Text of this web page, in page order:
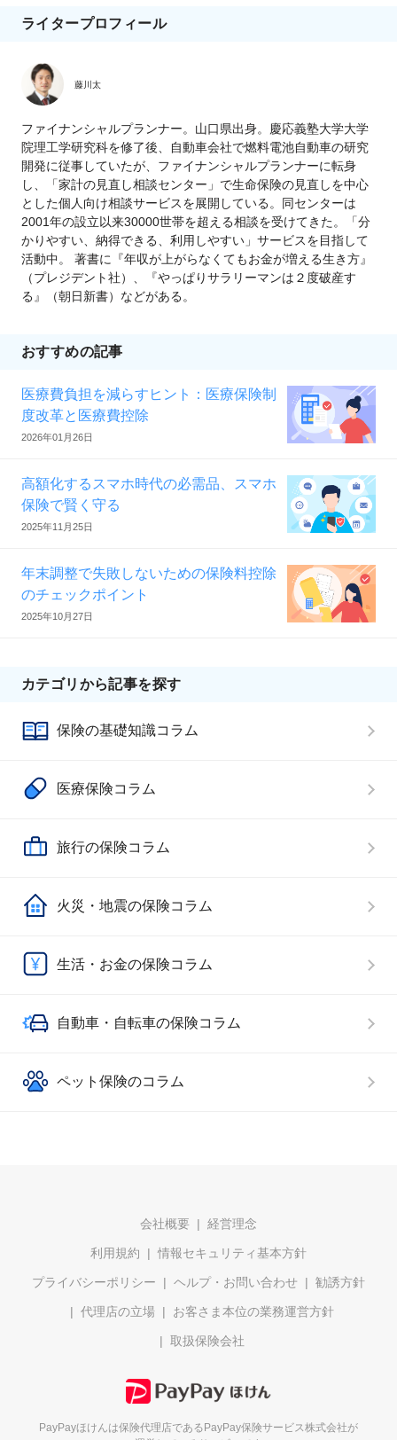
ライタープロフィール
藤川太
ファイナンシャルプランナー。山口県出身。慶応義塾大学大学
院理工学研究科を修了後、自動車会社で燃料電池自動車の研究
開発に従事していたが、ファイナンシャルプランナーに転身
し、「家計の見直し相談センター」で生命保険の見直しを中心
とした個人向け相談サービスを展開している。同センターは
2001年の設立以来30000世帯を超える相談を受けてきた。「分
かりやすい、納得できる、利用しやすい」サービスを目指して
活動中。 著書に『年収が上がらなくてもお金が増える生き方』
（プレジデント社）、『やっぱりサラリーマンは２度破産す
る』（朝日新書）などがある。
おすすめの記事
医療費負担を減らすヒント：医療保険制
度改革と医療費控除
2026年01月26日
高額化するスマホ時代の必需品、スマホ
保険で賢く守る
2025年11月25日
年末調整で失敗しないための保険料控除
のチェックポイント
2025年10月27日
カテゴリから記事を探す
保険の基礎知識コラム
医療保険コラム
旅行の保険コラム
火災・地震の保険コラム
生活・お金の保険コラム
自動車・自転車の保険コラム
ペット保険のコラム
会社概要 経営理念
利用規約 情報セキュリティ基本方針
プライバシーポリシー ヘルプ・お問い合わせ 勧誘方針
代理店の立場 お客さま本位の業務運営方針
取扱保険会社
PayPayほけんは保険代理店である PayPay保険サービス株式会社が